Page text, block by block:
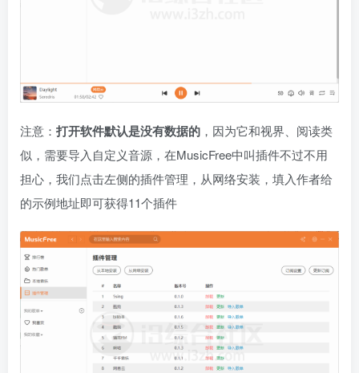
注意： 打开软件默认是没有数据的 ，因为它和视界、阅读类
似，需要导入自定义音源，在MusicFree中叫插件不过不用
担心，我们点击左侧的插件管理，从网络安装，填入作者给
的示例地址即可获得11个插件